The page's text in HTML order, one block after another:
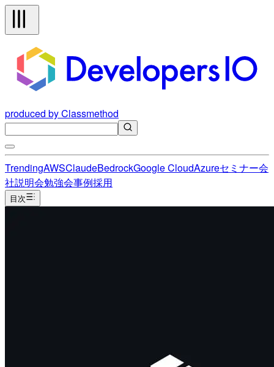
produced by Classmethod
TrendingAWSClaudeBedrockGoogle CloudAzureセミナー会
社説明会勉強会事例採用
目次